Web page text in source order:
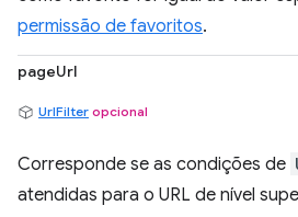
permissão de favoritos.
pageUrl
UrlFilter opcional
Corresponde se as condições de
atendidas para o URL de nível